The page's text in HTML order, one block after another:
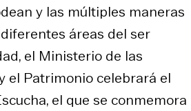
y las múltiples maneras
áreas del ser
el Ministerio de las
el Patrimonio celebrará el
el que se conmemora